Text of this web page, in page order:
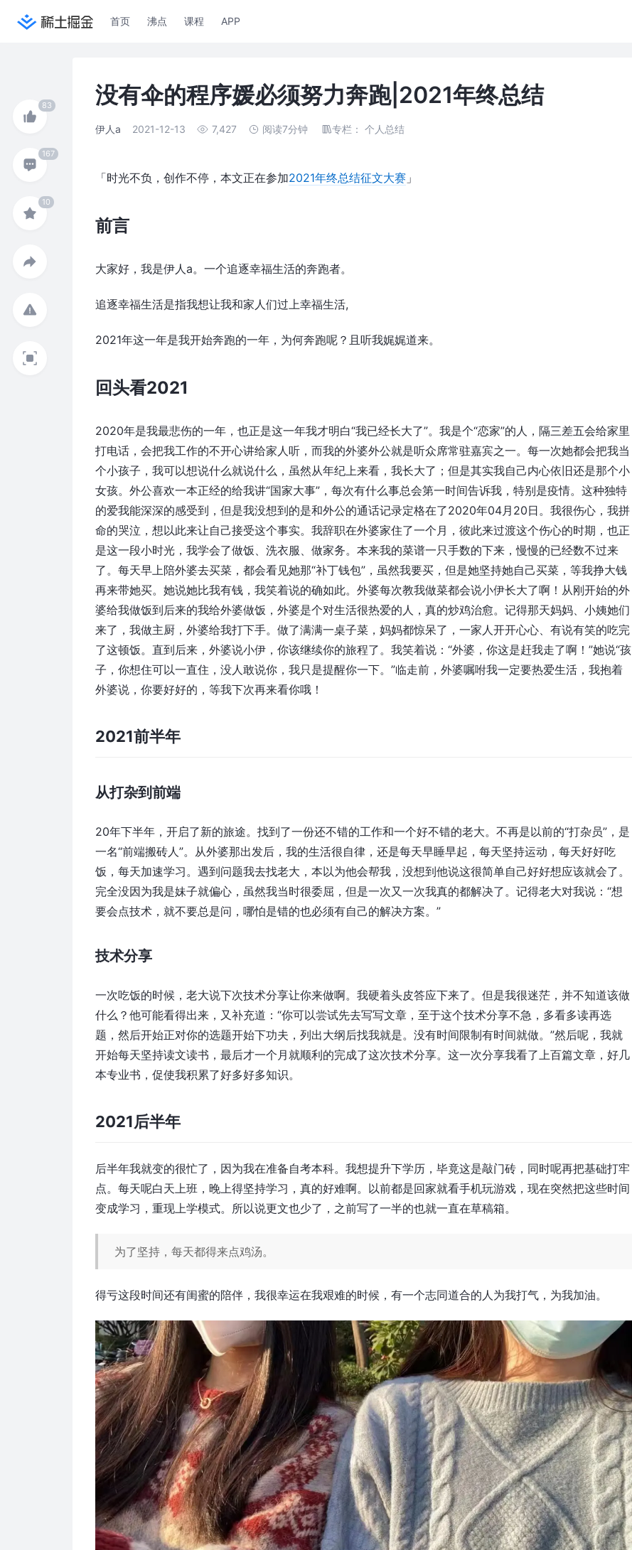
首页 沸点 课程 APP
没有伞的程序媛必须努力奔跑|2021年终总结
伊人a 2021-12-13 7,427 阅读7分钟 专栏：个人总结
「时光不负，创作不停，本文正在参加2021年终总结征文大赛 」
前言
大家好，我是伊人a。一个追逐幸福生活的奔跑者。
追逐幸福生活是指我想让我和家人们过上幸福生活,
2021年这一年是我开始奔跑的一年，为何奔跑呢？且听我娓娓道来。
回头看2021
2020年是我最悲伤的一年，也正是这一年我才明白“我已经长大了”。我是个“恋家”的人，隔三差五会给家里
打电话，会把我工作的不开心讲给家人听，而我的外婆外公就是听众席常驻嘉宾之一。每一次她都会把我当
个小孩子，我可以想说什么就说什么，虽然从年纪上来看，我长大了；但是其实我自己内心依旧还是那个小
女孩。外公喜欢一本正经的给我讲“国家大事”，每次有什么事总会第一时间告诉我，特别是疫情。这种独特
的爱我能深深的感受到，但是我没想到的是和外公的通话记录定格在了2020年04月20日。我很伤心，我拼
命的哭泣，想以此来让自己接受这个事实。我辞职在外婆家住了一个月，彼此来过渡这个伤心的时期，也正
是这一段小时光，我学会了做饭、洗衣服、做家务。本来我的菜谱一只手数的下来，慢慢的已经数不过来
了。每天早上陪外婆去买菜，都会看见她那“补丁钱包”，虽然我要买，但是她坚持她自己买菜，等我挣大钱
再来带她买。她说她比我有钱，我笑着说的确如此。外婆每次教我做菜都会说小伊长大了啊！从刚开始的外
婆给我做饭到后来的我给外婆做饭，外婆是个对生活很热爱的人，真的炒鸡治愈。记得那天妈妈、小姨她们
来了，我做主厨，外婆给我打下手。做了满满一桌子菜，妈妈都惊呆了，一家人开开心心、有说有笑的吃完
了这顿饭。直到后来，外婆说小伊，你该继续你的旅程了。我笑着说：“外婆，你这是赶我走了啊！”她说“孩
子，你想住可以一直住，没人敢说你，我只是提醒你一下。”临走前，外婆嘱咐我一定要热爱生活，我抱着
外婆说，你要好好的，等我下次再来看你哦！
2021前半年
从打杂到前端
20年下半年，开启了新的旅途。找到了一份还不错的工作和一个好不错的老大。不再是以前的“打杂员”，是
一名“前端搬砖人”。从外婆那出发后，我的生活很自律，还是每天早睡早起，每天坚持运动，每天好好吃
饭，每天加速学习。遇到问题我去找老大，本以为他会帮我，没想到他说这很简单自己好好想应该就会了。
完全没因为我是妹子就偏心，虽然我当时很委屈，但是一次又一次我真的都解决了。记得老大对我说：“想
要会点技术，就不要总是问，哪怕是错的也必须有自己的解决方案。”
技术分享
一次吃饭的时候，老大说下次技术分享让你来做啊。我硬着头皮答应下来了。但是我很迷茫，并不知道该做
什么？他可能看得出来，又补充道：“你可以尝试先去写写文章，至于这个技术分享不急，多看多读再选
题，然后开始正对你的选题开始下功夫，列出大纲后找我就是。没有时间限制有时间就做。”然后呢，我就
开始每天坚持读文读书，最后才一个月就顺利的完成了这次技术分享。这一次分享我看了上百篇文章，好几
本专业书，促使我积累了好多好多知识。
2021后半年
后半年我就变的很忙了，因为我在准备自考本科。我想提升下学历，毕竟这是敲门砖，同时呢再把基础打牢
点。每天呢白天上班，晚上得坚持学习，真的好难啊。以前都是回家就看手机玩游戏，现在突然把这些时间
变成学习，重现上学模式。所以说更文也少了，之前写了一半的也就一直在草稿箱。
为了坚持，每天都得来点鸡汤。
得亏这段时间还有闺蜜的陪伴，我很幸运在我艰难的时候，有一个志同道合的人为我打气，为我加油。